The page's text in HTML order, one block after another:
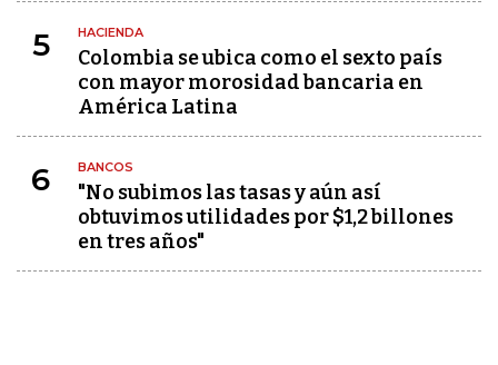
5 HACIENDA
Colombia se ubica como el sexto país
con mayor morosidad bancaria en
América Latina
6 BANCOS
"No subimos las tasas y aún así
obtuvimos utilidades por $1,2 billones
en tres años"